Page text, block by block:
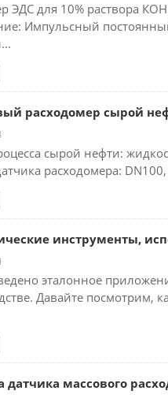
ЭДС для 10% раствора
Импульсный
расходомер сырой
сырой нефти:
расходомера:
инструменты,
эталонное
Давайте посмотрим,
датчика массового